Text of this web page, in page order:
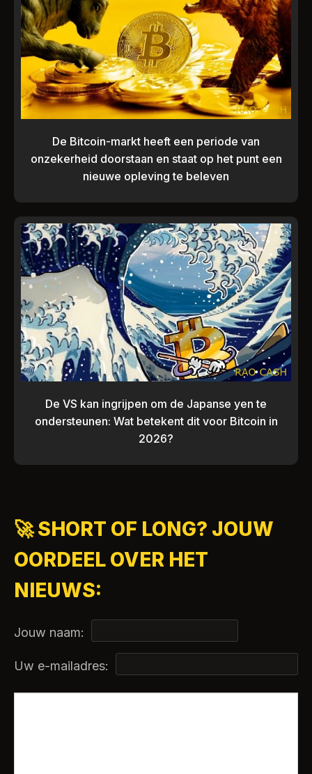
De Bitcoin-markt heeft een periode van
onzekerheid doorstaan ​​en staat op het punt een
nieuwe opleving te beleven
De VS kan ingrijpen om de Japanse yen te
ondersteunen: Wat betekent dit voor Bitcoin in
2026?
🚀 SHORT OF LONG? JOUW
OORDEEL OVER HET
NIEUWS:
Jouw naam:
Uw e-mailadres: